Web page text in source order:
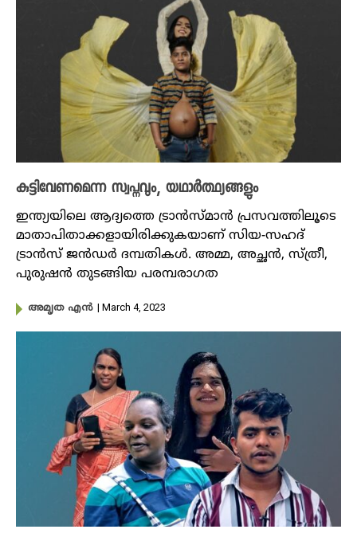
കുട്ടിവേണമെന്ന സ്വപ്നവും, യഥാർത്ഥ്യങ്ങളും
ഇന്ത്യയിലെ ആദ്യത്തെ ട്രാൻസ്മാൻ പ്രസവത്തിലൂടെ
മാതാപിതാക്കളായിരിക്കുകയാണ് സിയ-സഹദ്
ട്രാൻസ് ജൻഡർ ദമ്പതികൾ. അമ്മ, അച്ഛൻ, സ്ത്രീ,
പുരുഷൻ തുടങ്ങിയ പരമ്പരാ​ഗത
അമൃത എൻ | March 4, 2023